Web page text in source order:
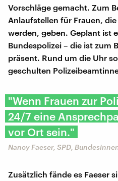
Vorschläge gemacht. Zum
Anlaufstellen für Frauen,
werden, geben. Geplant ist
Bundespolizei – die ist zum
präsent. Rund um die Uhr
geschulten
"Wenn Frauen zur
24/7 eine
vor Ort sein."
Nancy Faeser, SPD,
Zusätzlich fände es Faeser